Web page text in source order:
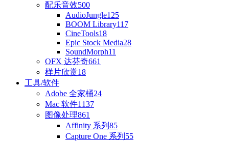
配乐音效500
AudioJungle125
BOOM Library117
CineTools18
Epic Stock Media28
SoundMorph11
OFX 达芬奇661
样片欣赏18
工具/软件
Adobe 全家桶24
Mac 软件1137
图像处理861
Affinity 系列 85
Capture One 系列 55